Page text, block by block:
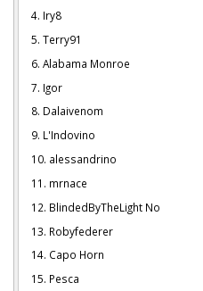
4. Iry8
5. Terry91
6. Alabama Monroe
7. Igor
8. Dalaivenom
9. L'Indovino
10. alessandrino
11. mrnace
12. BlindedByTheLight No
13. Robyfederer
14. Capo Horn
15. Pesca